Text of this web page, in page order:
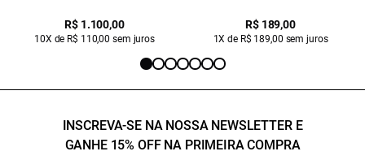
R$ 1.100,00
10X de R$ 110,00 sem juros
R$ 189,00
1X de R$ 189,00 sem juros
INSCREVA-SE NA NOSSA NEWSLETTER E
GANHE 15% OFF NA PRIMEIRA COMPRA